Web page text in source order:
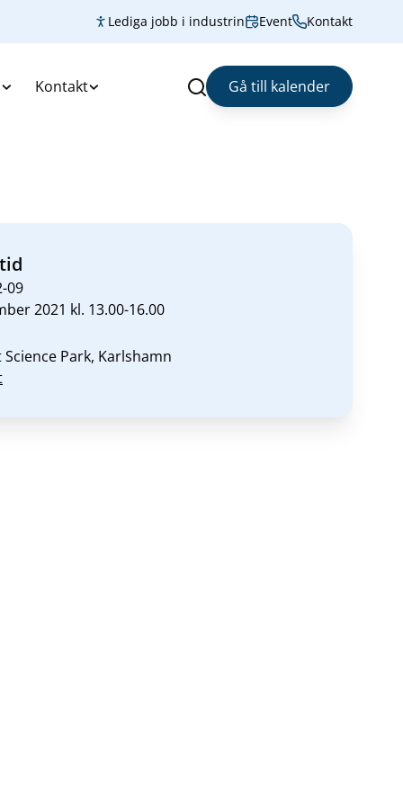
Lediga jobb i industrin Event Kontakt
Kontakt Sök Gå till kalender
09
2021 kl. 13.00-16.00
Park, Karlshamn